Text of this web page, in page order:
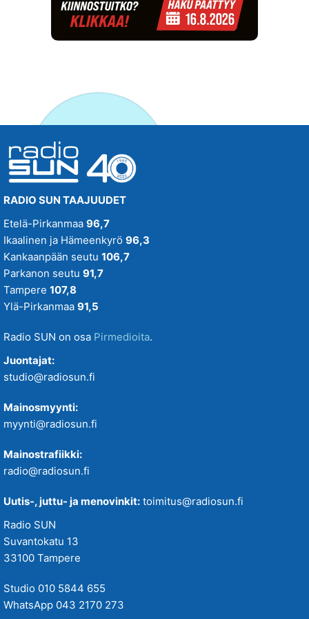
RADIO SUN TAAJUUDET
Etelä-Pirkanmaa 96,7
Ikaalinen ja Hämeenkyrö 96,3
Kankaanpään seutu 106,7
Parkanon seutu 91,7
Tampere 107,8
Ylä-Pirkanmaa 91,5
Radio SUN on osa Pirmedioita.
Juontajat:
studio@radiosun.fi
Mainosmyynti:
myynti@radiosun.fi
Mainostrafiikki:
radio@radiosun.fi
Uutis-, juttu- ja menovinkit: toimitus@radiosun.fi
Radio SUN
Suvantokatu 13
33100 Tampere
Studio 010 5844 655
WhatsApp 043 2170 273